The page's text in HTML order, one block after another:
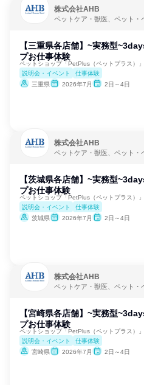
株式会社AHB
ペットケア・獣医、ペット・
【三重県各店舗】~実務型
プお仕事体験
ペットショップ「PetPlus（ペットプラス）
説明会・イベント
仕事体験
三重県
2026年7月 2日～4日
株式会社AHB
ペットケア・獣医、ペット・
【茨城県各店舗】~実務型
プお仕事体験
ペットショップ「PetPlus（ペットプラス）
説明会・イベント
仕事体験
茨城県
2026年7月 2日～4日
株式会社AHB
ペットケア・獣医、ペット・
【宮崎県各店舗】~実務型
プお仕事体験
ペットショップ「PetPlus（ペットプラス）
説明会・イベント
仕事体験
宮崎県
2026年7月 2日～4日